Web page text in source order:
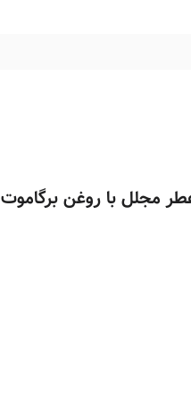
مجلل با روغن برگاموت